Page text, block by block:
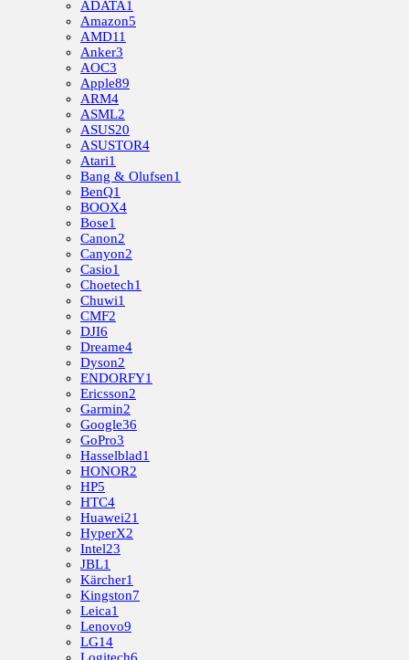
ADATA1
Amazon5
AMD11
Anker3
AOC3
Apple89
ARM4
ASML2
ASUS20
ASUSTOR4
Atari1
Bang & Olufsen1
BenQ1
BOOX4
Bose1
Canon2
Canyon2
Casio1
Choetech1
Chuwi1
CMF2
DJI6
Dreame4
Dyson2
ENDORFY1
Ericsson2
Garmin2
Google36
GoPro3
Hasselblad1
HONOR2
HP5
HTC4
Huawei21
HyperX2
Intel23
JBL1
Kärcher1
Kingston7
Leica1
Lenovo9
LG14